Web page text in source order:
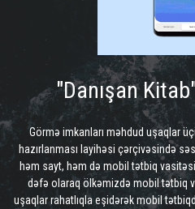
"Danışan
Görmə imkanları məhdud uşaqlar
hazırlanması layihəsi çərçivəsində
həm sayt, həm də mobil tətbiq
dəfə olaraq ölkəmizdə mobil tətbiq
uşaqlar rahatlıqla eşidərək mobil